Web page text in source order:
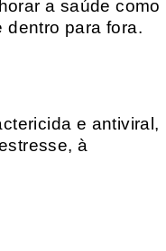
a saúde como
dentro para fora.
e antiviral,
à